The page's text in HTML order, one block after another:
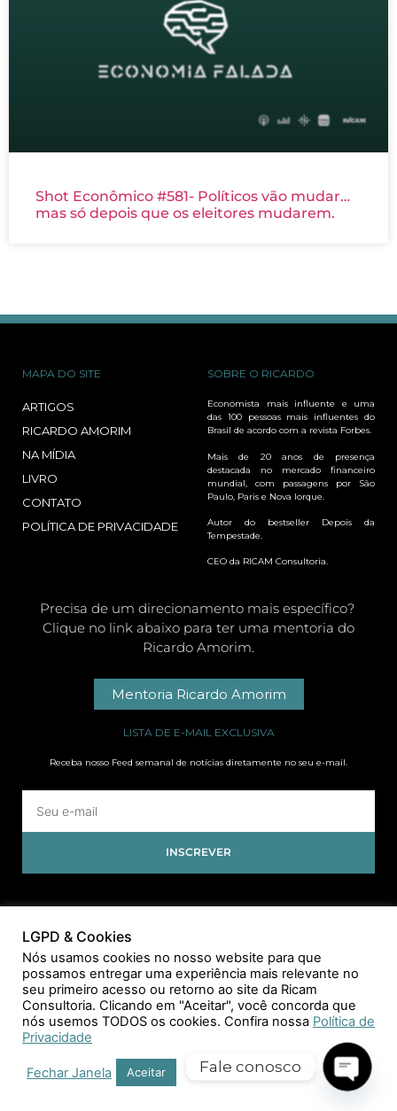
Shot Econômico #581- Políticos vão mudar…
mas só depois que os eleitores mudarem.
MAPA DO SITE
ARTIGOS
RICARDO AMORIM
NA MÍDIA
LIVRO
CONTATO
POLÍTICA DE PRIVACIDADE
SOBRE O RICARDO
Economista mais influente e uma
das 100 pessoas mais influentes do
Brasil de acordo com a revista Forbes.
Mais de 20 anos de presença
destacada no mercado financeiro
mundial, com passagens por São
Paulo, Paris e Nova Iorque.
Autor do bestseller Depois da
Tempestade.
CEO da RICAM Consultoria.
Precisa de um direcionamento mais específico?
Clique no link abaixo para ter uma mentoria do
Ricardo Amorim.
Mentoria Ricardo Amorim
LISTA DE E-MAIL EXCLUSIVA
Receba nosso Feed semanal de notícias diretamente no seu e-mail.
INSCREVER
LGPD & Cookies
Nós usamos cookies no nosso website para que
possamos entregar uma experiência mais relevante no
seu primeiro acesso ou retorno ao site da Ricam
Consultoria. Clicando em "Aceitar", você concorda que
nós usemos TODOS os cookies. Confira nossa Política de
Privacidade
Fechar Janela Aceitar Fale conosco